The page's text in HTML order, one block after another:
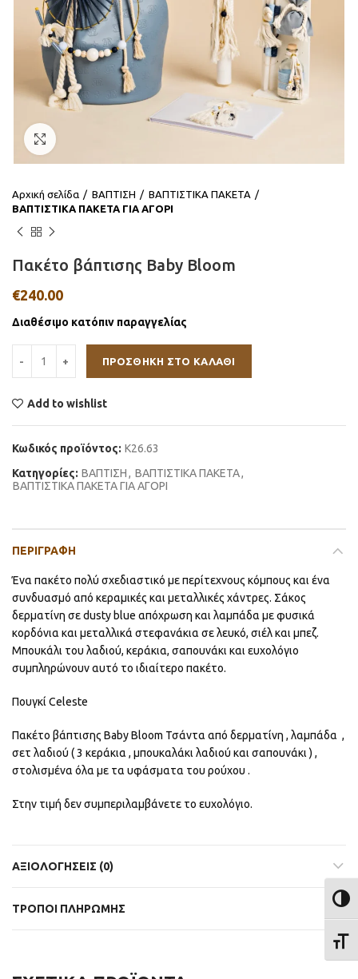
Αρχική σελίδα ΒΑΠΤΙΣΗ
ΒΑΠΤΙΣΤΙΚΑ ΠΑΚΕΤΑ
ΒΑΠΤΙΣΤΙΚΑ ΠΑΚΕΤΑ ΓΙΑ ΑΓΟΡΙ
Πακέτο βάπτισης Baby Bloom
€240.00
Διαθέσιμο κατόπιν παραγγελίας
ΠΡΟΣΘΉΚΗ ΣΤΟ ΚΑΛΆΘΙ
Add to wishlist
Κωδικός προϊόντος: K26.63
Κατηγορίες: ΒΑΠΤΙΣΗ, ΒΑΠΤΙΣΤΙΚΑ ΠΑΚΕΤΑ,
ΒΑΠΤΙΣΤΙΚΑ ΠΑΚΕΤΑ ΓΙΑ ΑΓΟΡΙ
ΠΕΡΙΓΡΑΦΉ
Ένα πακέτο πολύ σχεδιαστικό με περίτεχνους κόμπους και ένα
συνδυασμό από κεραμικές και μεταλλικές χάντρες. Σάκος
δερματίνη σε dusty blue απόχρωση και λαμπάδα με φυσικά
κορδόνια και μεταλλικά στεφανάκια σε λευκό, σιέλ και μπεζ.
Μπουκάλι του λαδιού, κεράκια, σαπουνάκι και ευχολόγιο
συμπληρώνουν αυτό το ιδιαίτερο πακέτο.
Πουγκί Celeste
Πακέτο βάπτισης Baby Bloom Τσάντα από δερματίνη , λαμπάδα ,
σετ λαδιού ( 3 κεράκια , μπουκαλάκι λαδιού και σαπουνάκι ) ,
στολισμένα όλα με τα υφάσματα του ρούχου .
Στην τιμή δεν συμπεριλαμβάνετε το ευχολόγιο.
ΑΞΙΟΛΟΓΉΣΕΙΣ (0)
ΤΡΟΠΟΙ ΠΛΗΡΩΜΗΣ